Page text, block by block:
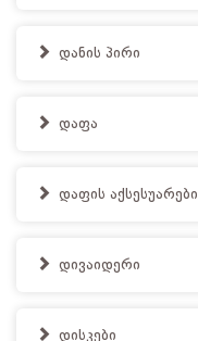
დანის პირი
დაფა
დაფის აქსესუარები
დივაიდერი
დისკები